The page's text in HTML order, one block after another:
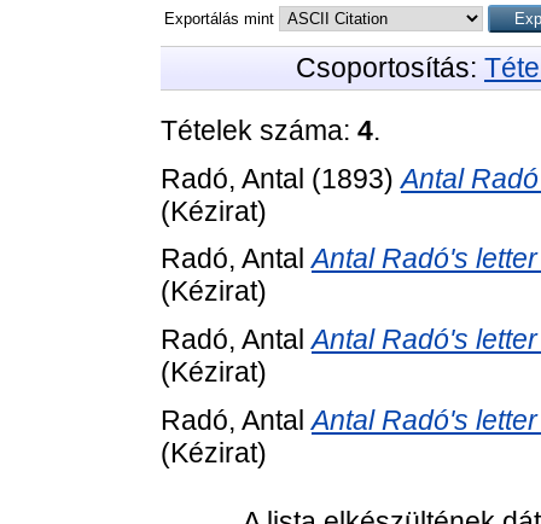
Exportálás mint
Csoportosítás:
Tételek száma: 4.
Radó, Antal (1893)Antal
(Kézirat)
Radó, Antal Antal Radó's
(Kézirat)
Radó, Antal Antal Radó's
(Kézirat)
Radó, Antal Antal Radó's
(Kézirat)